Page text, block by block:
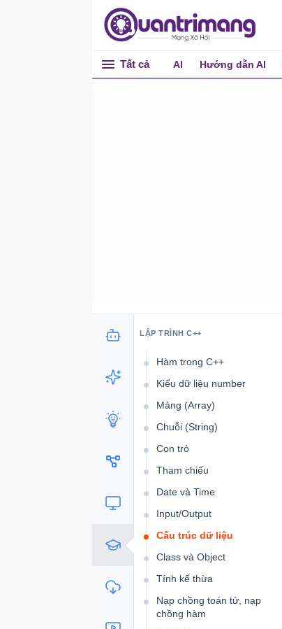
Tất cả AI Hướng dẫn AI
LẬP TRÌNH C++
Bài tập C++ có lời giải
(code mẫu)
Hàm trong C++
Kiểu dữ liệu number
Mảng (Array)
Chuỗi (String)
Con trỏ
Tham chiếu
Date và Time
Input/Output
Cấu trúc dữ liệu
Class và Object
Tính kế thừa
Nạp chồng toán tử, nạp
chồng hàm